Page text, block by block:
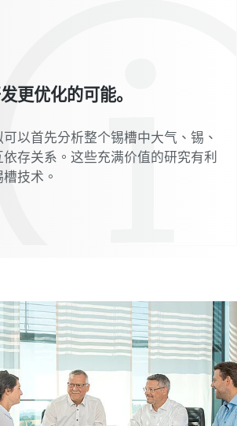
更优化的可能。
以首先分析整个锡槽中大气、锡、
存关系。这些充满价值的研究有利
技术。